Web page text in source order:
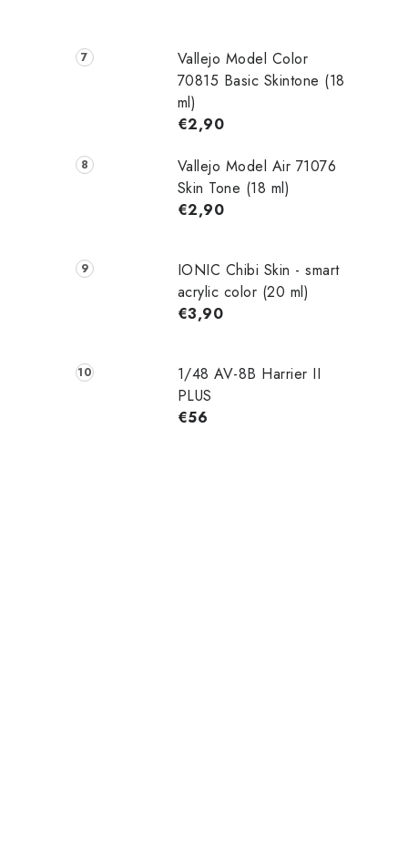
Vallejo Model Color
70815 Basic Skintone (18
ml)
€2,90
Vallejo Model Air 71076
Skin Tone (18 ml)
€2,90
IONIC Chibi Skin - smart
acrylic color (20 ml)
€3,90
1/48 AV-8B Harrier II
PLUS
€56